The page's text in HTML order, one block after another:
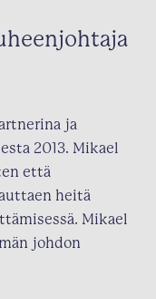
ja
2013. Mikael
että
heitä
Mikael
johdon